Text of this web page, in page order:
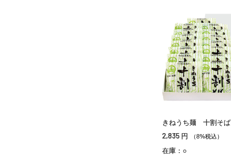
きねうち麺 十割そば
2,835 円 （8%税込）
在庫：○